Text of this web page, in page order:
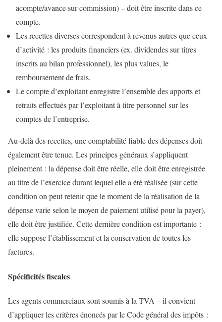
acompte/avance sur commission) – doit être inscrite dans ce
compte.
Les recettes diverses correspondent à revenus autres que ceux
d’activité : les produits financiers (ex. dividendes sur titres
inscrits au bilan professionnel), les plus values, le
remboursement de frais.
Le compte d’exploitant enregistre l’ensemble des apports et
retraits effectués par l’exploitant à titre personnel sur les
comptes de l’entreprise.
Au-delà des recettes, une comptabilité fiable des dépenses doit
également être tenue. Les principes généraux s’appliquent
pleinement : la dépense doit être réelle, elle doit être enregistrée
au titre de l’exercice durant lequel elle a été réalisée (sur cette
condition on peut retenir que le moment de la réalisation de la
dépense varie selon le moyen de paiement utilisé pour la payer),
elle doit être justifiée. Cette dernière condition est importante :
elle suppose l’établissement et la conservation de toutes les
factures.
Spécificités fiscales
Les agents commerciaux sont soumis à la TVA – il convient
d’appliquer les critères énoncés par le Code général des impôts :